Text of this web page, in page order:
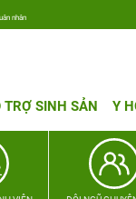
TRỢ SINH SẢN Y